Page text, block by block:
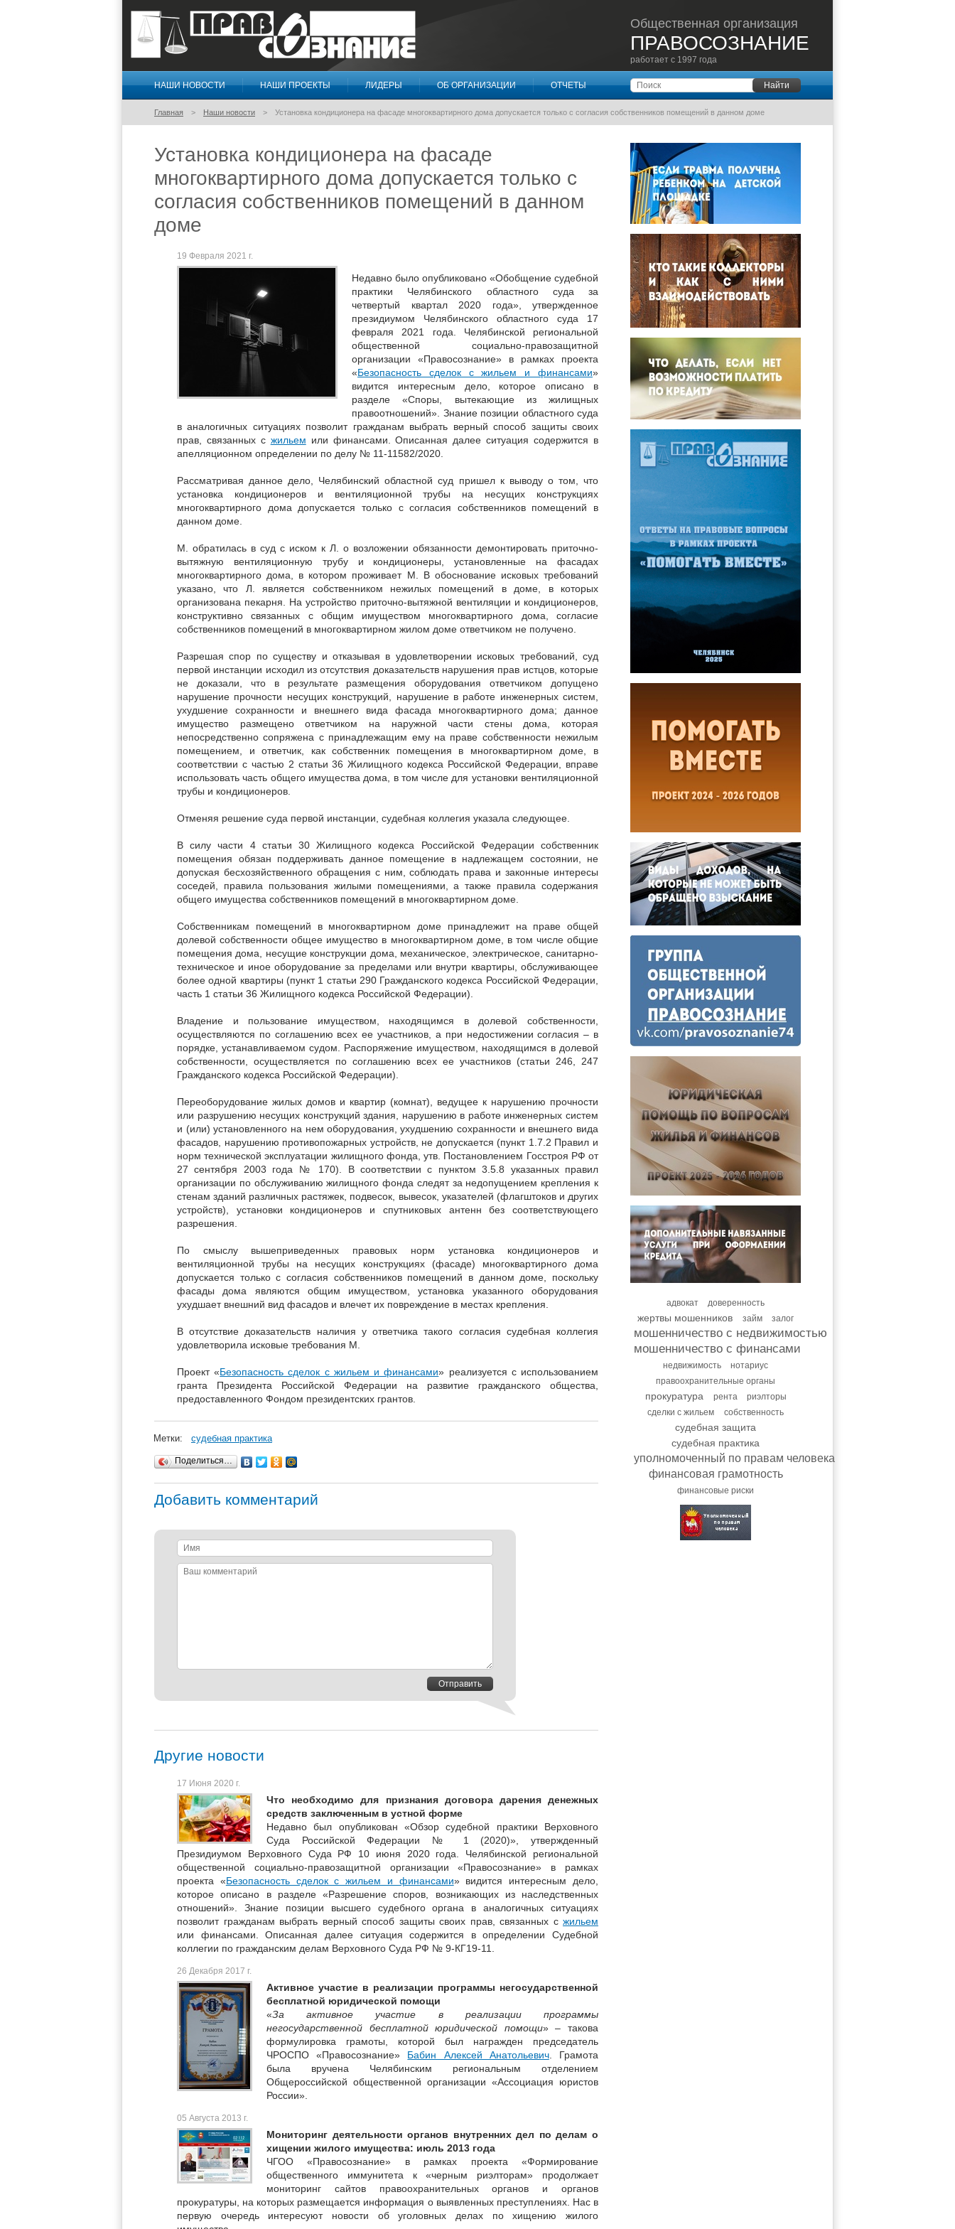
Правосознание
Общественная организация
ПРАВОСОЗНАНИЕ
работает с 1997 года
НАШИ НОВОСТИ НАШИ ПРОЕКТЫ ЛИДЕРЫ ОБ ОРГАНИЗАЦИИ ОТЧЕТЫ Поиск Найти
Главная Наши новости Установка кондиционера на фасаде многоквартирного дома допускается только с согласия собственников помещений в данном доме
Установка кондиционера на фасаде
многоквартирного дома допускается только с
согласия собственников помещений в данном
доме
19 Февраля 2021 г.
Недавно было опубликовано «Обобщение судебной
практики Челябинского областного суда за
четвертый квартал 2020 года», утвержденное
президиумом Челябинского областного суда 17
февраля 2021 года. Челябинской региональной
общественной социально-правозащитной
организации «Правосознание» в рамках проекта
«Безопасность сделок с жильем и финансами»
видится интересным дело, которое описано в
разделе «Споры, вытекающие из жилищных
правоотношений». Знание позиции областного суда
в аналогичных ситуациях позволит гражданам выбрать верный способ защиты своих
прав, связанных с жильем или финансами. Описанная далее ситуация содержится в
апелляционном определении по делу № 11-11582/2020.
Рассматривая данное дело, Челябинский областной суд пришел к выводу о том, что
установка кондиционеров и вентиляционной трубы на несущих конструкциях
многоквартирного дома допускается только с согласия собственников помещений в
данном доме.
М. обратилась в суд с иском к Л. о возложении обязанности демонтировать приточно-
вытяжную вентиляционную трубу и кондиционеры, установленные на фасадах
многоквартирного дома, в котором проживает М. В обоснование исковых требований
указано, что Л. является собственником нежилых помещений в доме, в которых
организована пекарня. На устройство приточно-вытяжной вентиляции и кондиционеров,
конструктивно связанных с общим имуществом многоквартирного дома, согласие
собственников помещений в многоквартирном жилом доме ответчиком не получено.
Разрешая спор по существу и отказывая в удовлетворении исковых требований, суд
первой инстанции исходил из отсутствия доказательств нарушения прав истцов, которые
не доказали, что в результате размещения оборудования ответчиком допущено
нарушение прочности несущих конструкций, нарушение в работе инженерных систем,
ухудшение сохранности и внешнего вида фасада многоквартирного дома; данное
имущество размещено ответчиком на наружной части стены дома, которая
непосредственно сопряжена с принадлежащим ему на праве собственности нежилым
помещением, и ответчик, как собственник помещения в многоквартирном доме, в
соответствии с частью 2 статьи 36 Жилищного кодекса Российской Федерации, вправе
использовать часть общего имущества дома, в том числе для установки вентиляционной
трубы и кондиционеров.
Отменяя решение суда первой инстанции, судебная коллегия указала следующее.
В силу части 4 статьи 30 Жилищного кодекса Российской Федерации собственник
помещения обязан поддерживать данное помещение в надлежащем состоянии, не
допуская бесхозяйственного обращения с ним, соблюдать права и законные интересы
соседей, правила пользования жилыми помещениями, а также правила содержания
общего имущества собственников помещений в многоквартирном доме.
Собственникам помещений в многоквартирном доме принадлежит на праве общей
долевой собственности общее имущество в многоквартирном доме, в том числе общие
помещения дома, несущие конструкции дома, механическое, электрическое, санитарно-
техническое и иное оборудование за пределами или внутри квартиры, обслуживающее
более одной квартиры (пункт 1 статьи 290 Гражданского кодекса Российской Федерации,
часть 1 статьи 36 Жилищного кодекса Российской Федерации).
Владение и пользование имуществом, находящимся в долевой собственности,
осуществляются по соглашению всех ее участников, а при недостижении согласия – в
порядке, устанавливаемом судом. Распоряжение имуществом, находящимся в долевой
собственности, осуществляется по соглашению всех ее участников (статьи 246, 247
Гражданского кодекса Российской Федерации).
Переоборудование жилых домов и квартир (комнат), ведущее к нарушению прочности
или разрушению несущих конструкций здания, нарушению в работе инженерных систем
и (или) установленного на нем оборудования, ухудшению сохранности и внешнего вида
фасадов, нарушению противопожарных устройств, не допускается (пункт 1.7.2 Правил и
норм технической эксплуатации жилищного фонда, утв. Постановлением Госстроя РФ от
27 сентября 2003 года № 170). В соответствии с пунктом 3.5.8 указанных правил
организации по обслуживанию жилищного фонда следят за недопущением крепления к
стенам зданий различных растяжек, подвесок, вывесок, указателей (флагштоков и других
устройств), установки кондиционеров и спутниковых антенн без соответствующего
разрешения.
По смыслу вышеприведенных правовых норм установка кондиционеров и
вентиляционной трубы на несущих конструкциях (фасаде) многоквартирного дома
допускается только с согласия собственников помещений в данном доме, поскольку
фасады дома являются общим имуществом, установка указанного оборудования
ухудшает внешний вид фасадов и влечет их повреждение в местах крепления.
В отсутствие доказательств наличия у ответчика такого согласия судебная коллегия
удовлетворила исковые требования М.
Проект «Безопасность сделок с жильем и финансами» реализуется с использованием
гранта Президента Российской Федерации на развитие гражданского общества,
предоставленного Фондом президентских грантов.
Метки: судебная практика
Поделиться…
Добавить комментарий
Имя
Ваш
Отправить
Другие новости
17 Июня 2020 г.
Что необходимо для признания договора дарения денежных
средств заключенным в устной форме
Недавно был опубликован «Обзор судебной практики Верховного
Суда Российской Федерации № 1 (2020)», утвержденный
Президиумом Верховного Суда РФ 10 июня 2020 года. Челябинской региональной
общественной социально-правозащитной организации «Правосознание» в рамках
проекта «Безопасность сделок с жильем и финансами» видится интересным дело,
которое описано в разделе «Разрешение споров, возникающих из наследственных
отношений». Знание позиции высшего судебного органа в аналогичных ситуациях
позволит гражданам выбрать верный способ защиты своих прав, связанных с жильем
или финансами. Описанная далее ситуация содержится в определении Судебной
коллегии по гражданским делам Верховного Суда РФ № 9-КГ19-11.
26 Декабря 2017 г.
Активное участие в реализации программы негосударственной
бесплатной юридической помощи
«За активное участие в реализации программы
негосударственной бесплатной юридической помощи» – такова
формулировка грамоты, которой был награжден председатель
ЧРОСПО «Правосознание» Бабин Алексей Анатольевич. Грамота
была вручена Челябинским региональным отделением
Общероссийской общественной организации «Ассоциация юристов
России».
05 Августа 2013 г.
Мониторинг деятельности органов внутренних дел по делам о
хищении жилого имущества: июль 2013 года
ЧГОО «Правосознание» в рамках проекта «Формирование
общественного иммунитета к «черным риэлторам» продолжает
мониторинг сайтов правоохранительных органов и органов
прокуратуры, на которых размещается информация о выявленных преступлениях. Нас в
первую очередь интересуют новости об уголовных делах по хищению жилого
адвокат доверенность
жертвы мошенников займ залог
мошенничество с недвижимостью
мошенничество с финансами
недвижимость
нотариус
правоохранительные органы
прокуратура рента
риэлторы
сделки с жильем
собственность
судебная защита
судебная практика
уполномоченный по правам человека
финансовая грамотность
финансовые риски